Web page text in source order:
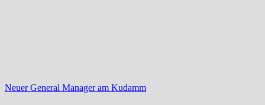
Neuer General Manager am Kudamm